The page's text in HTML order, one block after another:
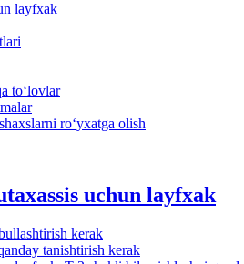
layfхak
toʻlovlar
roʻyхatga olish
uchun layfхak
kerak
tanishtirish kerak